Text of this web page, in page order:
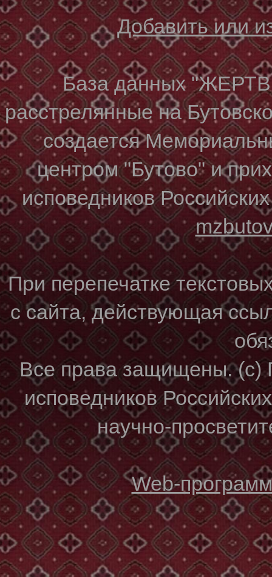
Добавить или
База данных
расстрелянные на
создается
центром "Бутово" и
исповедников
При перепечатке
с сайта, действующая
Все права защищены. (с)
исповедников
научно-
Web-